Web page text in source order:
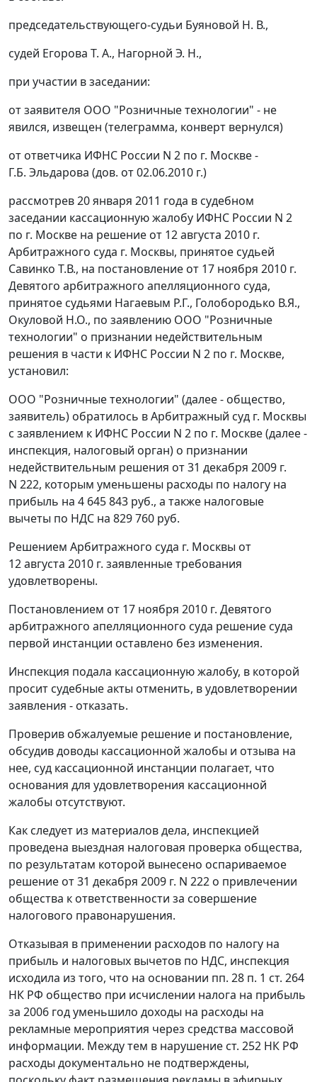
председательствующего-судьи Буяновой Н. В.,
судей Егорова Т. А., Нагорной Э. Н.,
при участии в заседании:
от заявителя ООО "Розничные технологии" - не
явился, извещен (телеграмма, конверт вернулся)
от ответчика ИФНС России N 2 по г. Москве -
Г.Б. Эльдарова (дов. от 02.06.2010 г.)
рассмотрев 20 января 2011 года в судебном
заседании кассационную жалобу ИФНС России N 2
по г. Москве на решение от 12 августа 2010 г.
Арбитражного суда г. Москвы, принятое судьей
Савинко Т.В., на постановление от 17 ноября 2010 г.
Девятого арбитражного апелляционного суда,
принятое судьями Нагаевым Р.Г., Голобородько В.Я.,
Окуловой Н.О., по заявлению ООО "Розничные
технологии" о признании недействительным
решения в части к ИФНС России N 2 по г. Москве,
установил:
ООО "Розничные технологии" (далее - общество,
заявитель) обратилось в Арбитражный суд г. Москвы
с заявлением к ИФНС России N 2 по г. Москве (далее -
инспекция, налоговый орган) о признании
недействительным решения от 31 декабря 2009 г.
N 222, которым уменьшены расходы по налогу на
прибыль на 4 645 843 руб., а также налоговые
вычеты по НДС на 829 760 руб.
Решением Арбитражного суда г. Москвы от
12 августа 2010 г. заявленные требования
удовлетворены.
Постановлением от 17 ноября 2010 г. Девятого
арбитражного апелляционного суда решение суда
первой инстанции оставлено без изменения.
Инспекция подала кассационную жалобу, в которой
просит судебные акты отменить, в удовлетворении
заявления - отказать.
Проверив обжалуемые решение и постановление,
обсудив доводы кассационной жалобы и отзыва на
нее, суд кассационной инстанции полагает, что
основания для удовлетворения кассационной
жалобы отсутствуют.
Как следует из материалов дела, инспекцией
проведена выездная налоговая проверка общества,
по результатам которой вынесено оспариваемое
решение от 31 декабря 2009 г. N 222 о привлечении
общества к ответственности за совершение
налогового правонарушения.
Отказывая в применении расходов по налогу на
прибыль и налоговых вычетов по НДС, инспекция
исходила из того, что на основании пп. 28 п. 1 ст. 264
НК РФ общество при исчислении налога на прибыль
за 2006 год уменьшило доходы на расходы на
рекламные мероприятия через средства массовой
информации. Между тем в нарушение ст. 252 НК РФ
расходы документально не подтверждены,